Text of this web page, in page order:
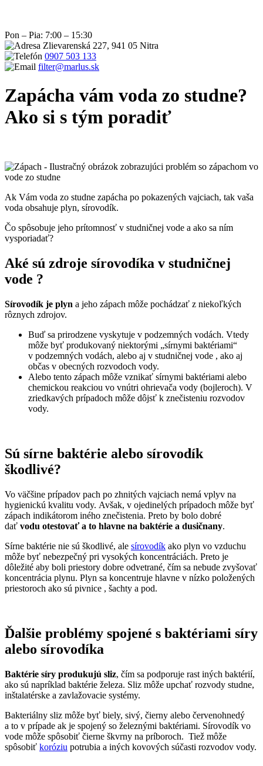
Pon – Pia: 7:00 – 15:30
Zlievarenská 227, 941 05 Nitra
0907 503 133
filter@marlus.sk
Zapácha vám voda zo studne?
Ako si s tým poradiť
Ak Vám voda zo studne zapácha po pokazených vajciach, tak vaša
voda obsahuje plyn, sírovodík.
Čo spôsobuje jeho prítomnosť v studničnej vode a ako sa ním
vysporiadať?
Aké sú zdroje sírovodíka v studničnej
vode ?
Sírovodík je plyn a jeho zápach môže pochádzať z niekoľkých
rôznych zdrojov.
Buď sa prirodzene vyskytuje v podzemných vodách. Vtedy
môže byť produkovaný niektorými „sírnymi baktériami“
v podzemných vodách, alebo aj v studničnej vode , ako aj
občas v obecných rozvodoch vody.
Alebo tento zápach môže vznikať sírnymi baktériami alebo
chemickou reakciou vo vnútri ohrievača vody (bojleroch). V
zriedkavých prípadoch môže dôjsť k znečisteniu rozvodov
vody.
Sú sírne baktérie alebo sírovodík
škodlivé?
Vo väčšine prípadov pach po zhnitých vajciach nemá vplyv na
hygienickú kvalitu vody. Avšak, v ojedinelých prípadoch môže byť
zápach indikátorom iného znečistenia. Preto by bolo dobré
dať vodu otestovať a to hlavne na baktérie a dusičnany.
Sírne baktérie nie sú škodlivé, ale sírovodík ako plyn vo vzduchu
môže byť nebezpečný pri vysokých koncentráciách. Preto je
dôležité aby boli priestory dobre odvetrané, čím sa nebude zvyšovať
koncentrácia plynu. Plyn sa koncentruje hlavne v nízko položených
priestoroch ako sú pivnice , šachty a pod.
Ďalšie problémy spojené s baktériami síry
alebo sírovodíka
Baktérie síry produkujú sliz, čím sa podporuje rast iných baktérií,
ako sú napríklad baktérie železa. Sliz môže upchať rozvody studne,
inštalatérske a zavlažovacie systémy.
Bakteriálny sliz môže byť biely, sivý, čierny alebo červenohnedý
a to v prípade ak je spojený so železnými baktériami. Sírovodík vo
vode môže spôsobiť čierne škvrny na príboroch. Tiež môže
spôsobiť koróziu potrubia a iných kovových súčasti rozvodov vody.